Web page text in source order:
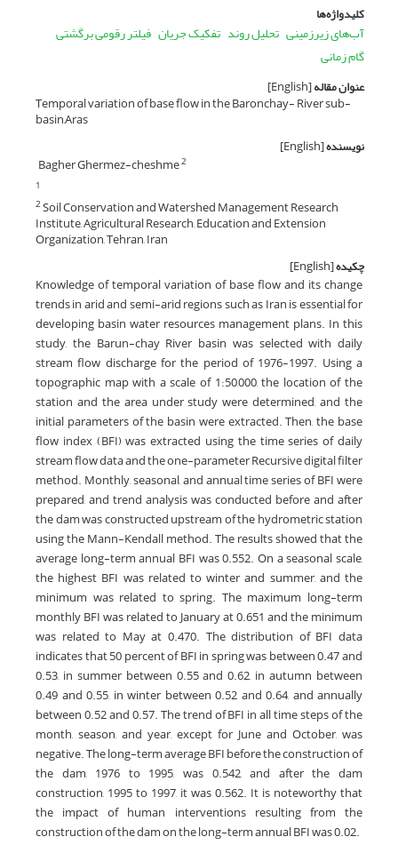
کلیدواژه‌ها
آب‌های زیرزمینی تحلیل روند تفکیک جریان فیلتر رقومی برگشتی
گام زمانی
عنوان مقاله[English]
Temporal variation of base flow in the Baronchay- River sub-
basin,Aras
نویسنده[English]
Bagher Ghermez-cheshme2
1
2Soil Conservation and Watershed Management Research
Institute, Agricultural Research, Education and Extension
Organization, Tehran, Iran
چکیده[English]
Knowledge of temporal variation of base flow and its change
trends in arid and semi-arid regions such as Iran is essential for
developing basin water resources management plans. In this
study, the Barun-chay River basin was selected with daily
stream flow discharge for the period of 1976-1997. Using a
topographic map with a scale of 1:50,000, the location of the
station and the area under study were determined, and the
initial parameters of the basin were extracted. Then, the base
flow index (BFI) was extracted using the time series of daily
stream flow data and the one-parameter Recursive digital filter
method. Monthly, seasonal, and annual time series of BFI were
prepared, and trend analysis was conducted before and after
the dam was constructed upstream of the hydrometric station
using the Mann-Kendall method. The results showed that the
average long-term annual BFI was 0.552. On a seasonal scale,
the highest BFI was related to winter and summer, and the
minimum was related to spring. The maximum long-term
monthly BFI was related to January at 0.651 and the minimum
was related to May at 0.470. The distribution of BFI data
indicates that 50 percent of BFI in spring was between 0.47 and
0.53, in summer between 0.55 and 0.62, in autumn between
0.49 and 0.55, in winter between 0.52 and 0.64, and annually
between 0.52 and 0.57. The trend of BFI in all time steps of the
month, season, and year, except for June and October, was
negative. The long-term average BFI before the construction of
the dam, 1976 to 1995, was 0.542, and after the dam
construction, 1995 to 1997, it was 0.562. It is noteworthy that
the impact of human interventions resulting from the
construction of the dam on the long-term annual BFI was 0.02.